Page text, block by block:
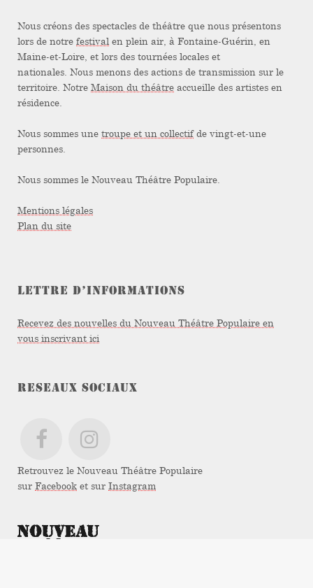
Nous créons des spectacles de théâtre que nous présentons
lors de notre festival en plein air, à Fontaine-Guérin, en
Maine-et-Loire, et lors des tournées locales et
nationales. Nous menons des actions de transmission sur le
territoire. Notre Maison du théâtre accueille des artistes en
résidence.
Nous sommes une troupe et un collectifde vingt-et-une
personnes.
Nous sommes le Nouveau Théâtre Populaire.
Mentions légales
Plan du site
LETTRE D’INFORMATIONS
Recevez des nouvelles du Nouveau Théâtre Populaire en
vous inscrivant ici
RESEAUX SOCIAUX
Retrouvez le Nouveau Théâtre Populaire
sur Facebook et sur Instagram